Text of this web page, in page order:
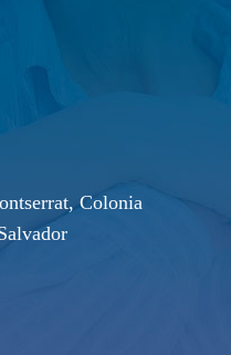
Colonia